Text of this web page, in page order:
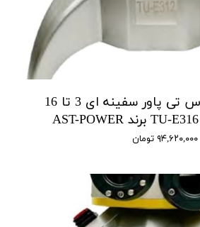
فرز تیز کن ای اس تی پاور سفینه ای 3 تا 16
۹۴,۶۲۰,۰۰۰ تومان